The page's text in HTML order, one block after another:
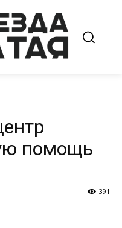
помощь
391